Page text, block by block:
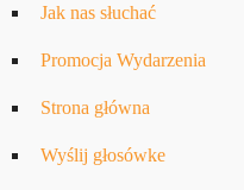
Jak nas słuchać
Promocja Wydarzenia
Strona główna
Wyślij głosówke